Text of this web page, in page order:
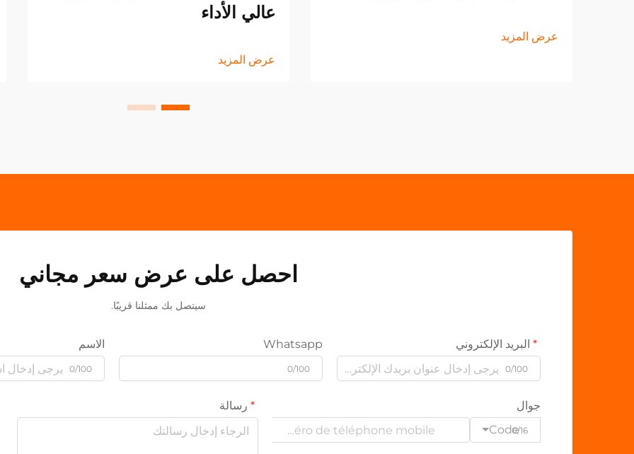
عرض المزيد
عالي الأداء
عرض المزيد
احصل على عرض سعر مجاني
سيتصل بك ممثلنا قريبًا.
البريد الإلكتروني
0/100
Whatsapp
0/100
الاسم
0/100
جوال
Code0/16
رسالة